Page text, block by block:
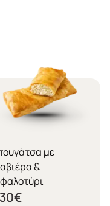
με
&
€